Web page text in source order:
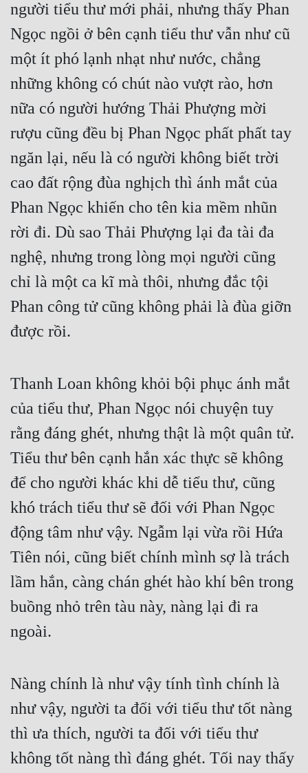
người tiểu thư mới phải, nhưng thấy Phan
Ngọc ngồi ở bên cạnh tiểu thư vẫn như cũ
một ít phó lạnh nhạt như nước, chẳng
những không có chút nào vượt rào, hơn
nữa có người hướng Thải Phượng mời
rượu cũng đều bị Phan Ngọc phất phất tay
ngăn lại, nếu là có người không biết trời
cao đất rộng đùa nghịch thì ánh mắt của
Phan Ngọc khiến cho tên kia mềm nhũn
rời đi. Dù sao Thải Phượng lại đa tài đa
nghệ, nhưng trong lòng mọi người cũng
chỉ là một ca kĩ mà thôi, nhưng đắc tội
Phan công tử cũng không phải là đùa giỡn
được rồi.
Thanh Loan không khỏi bội phục ánh mắt
của tiểu thư, Phan Ngọc nói chuyện tuy
rằng đáng ghét, nhưng thật là một quân tử.
Tiểu thư bên cạnh hắn xác thực sẽ không
để cho người khác khi dễ tiểu thư, cũng
khó trách tiểu thư sẽ đối với Phan Ngọc
động tâm như vậy. Ngẫm lại vừa rồi Hứa
Tiên nói, cũng biết chính mình sợ là trách
lầm hắn, càng chán ghét hào khí bên trong
buồng nhỏ trên tàu này, nàng lại đi ra
ngoài.
Nàng chính là như vậy tính tình chính là
như vậy, người ta đối với tiểu thư tốt nàng
thì ưa thích, người ta đối với tiểu thư
không tốt nàng thì đáng ghét. Tối nay thấy